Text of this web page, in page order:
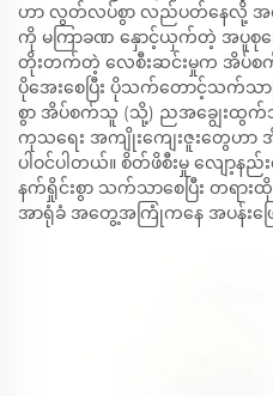
ဟာ လွတ်လပ်စွာ လည်ပတ်နေလို့ အ
ကို မကြာခဏ နှောင့်ယှက်တဲ့ အပူစုဆ
တိုးတက်တဲ့ လေစီးဆင်းမှုက အိပ်စ
ပိုအေးစေပြီး ပိုသက်တောင့်သက်သာ
စွာ အိပ်စက်သူ (သို့) ညအချွေးထွ
ကုသရေး အကျိုးကျေးဇူးတွေဟာ
ပါဝင်ပါတယ်။ စိတ်ဖိစီးမှု လျော့နည်း
နက်ရှိုင်းစွာ သက်သာစေပြီး တရားထို
အာရုံခံ အတွေ့အကြုံကနေ အပန်းဖြ